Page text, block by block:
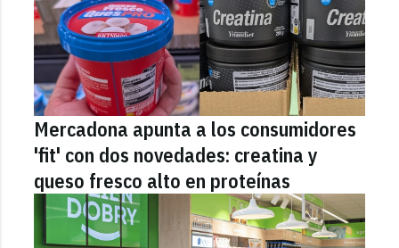
Mercadona apunta a los consumidores
'fit' con dos novedades: creatina y
queso fresco alto en proteínas